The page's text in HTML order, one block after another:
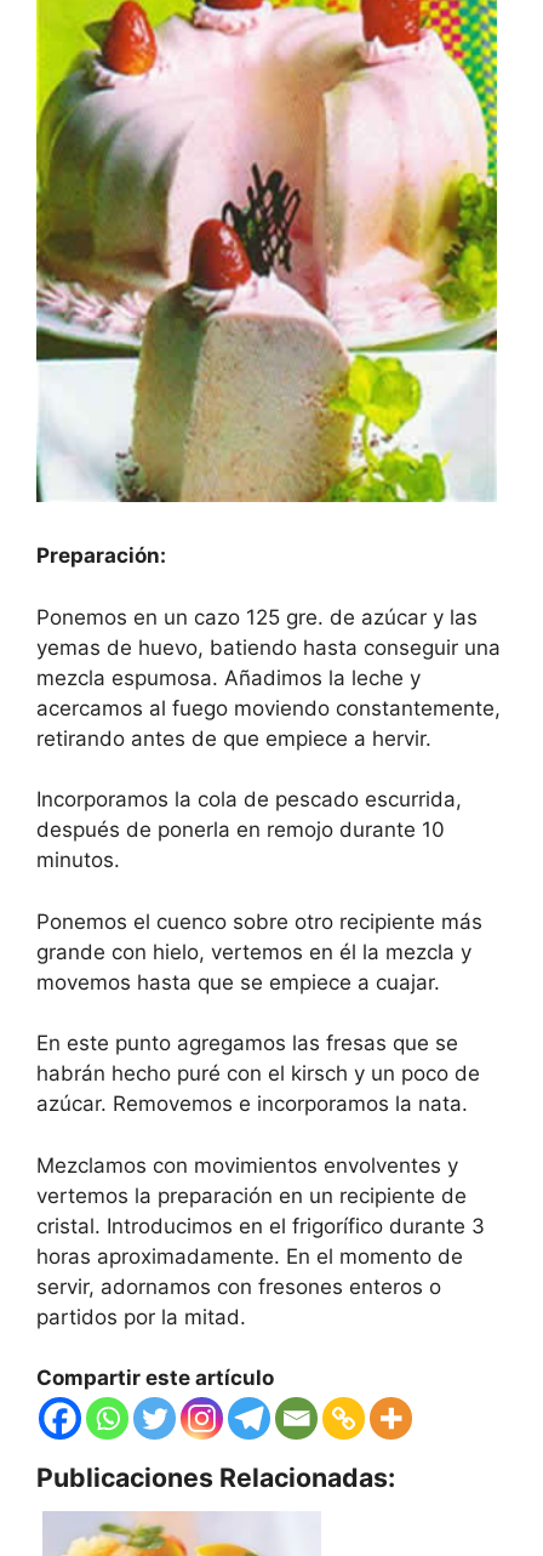
Preparación:
Ponemos en un cazo 125 gre. de azúcar y las
yemas de huevo, batiendo hasta conseguir una
mezcla espumosa. Añadimos la leche y
acercamos al fuego moviendo constantemente,
retirando antes de que empiece a hervir.
Incorporamos la cola de pescado escurrida,
después de ponerla en remojo durante 10
minutos.
Ponemos el cuenco sobre otro recipiente más
grande con hielo, vertemos en él la mezcla y
movemos hasta que se empiece a cuajar.
En este punto agregamos las fresas que se
habrán hecho puré con el kirsch y un poco de
azúcar. Removemos e incorporamos la nata.
Mezclamos con movimientos envolventes y
vertemos la preparación en un recipiente de
cristal. Introducimos en el frigorífico durante 3
horas aproximadamente. En el momento de
servir, adornamos con fresones enteros o
partidos por la mitad.
Compartir este artículo
Publicaciones Relacionadas: